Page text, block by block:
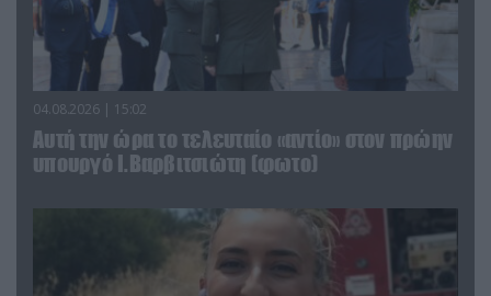
04.08.2026 | 15:02
Αυτή την ώρα το τελευταίο «αντίο» στον πρώην
υπουργό Ι.Βαρβιτσιώτη (φωτο)